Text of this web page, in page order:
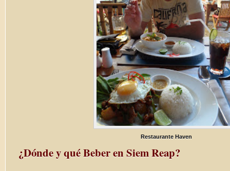
Restaurante Haven
¿Dónde y qué Beber en Siem Reap?